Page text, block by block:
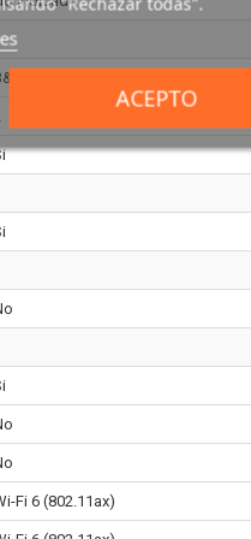
PLAY
Fi 6 (802.11ax)
ACEPTO